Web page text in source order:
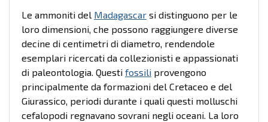
Le ammoniti del Madagascar si distinguono per le
loro dimensioni, che possono raggiungere diverse
decine di centimetri di diametro, rendendole
esemplari ricercati da collezionisti e appassionati
di paleontologia. Questi fossili provengono
principalmente da formazioni del Cretaceo e del
Giurassico, periodi durante i quali questi molluschi
cefalopodi regnavano sovrani negli oceani. La loro